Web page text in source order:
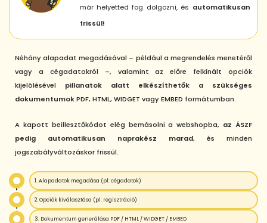
már helyetted fog dolgozni, és automatikusan
frissül!
Néhány alapadat megadásával – például a megrendelés menetéről
vagy a cégadatokról –, valamint az előre felkínált opciók
kijelölésével pillanatok alatt elkészíthetők a szükséges
dokumentumokPDF, HTML, WIDGET vagy EMBED formátumban.
A kapott beillesztőkódot elég bemásolni a webshopba, az ÁSZF
pedig automatikusan naprakész marad, és minden
jogszabályváltozáskor frissül.
1. Alapadatok megadása (pl: cégadatok)
2. Opciók kiválasztása (pl: regisztráció)
3. Dokumentum generálása PDF / HTML / WIDGET / EMBED